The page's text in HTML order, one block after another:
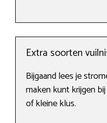
Extra soorten
Bijgaand lees je
maken kunt krijgen
of kleine klus.